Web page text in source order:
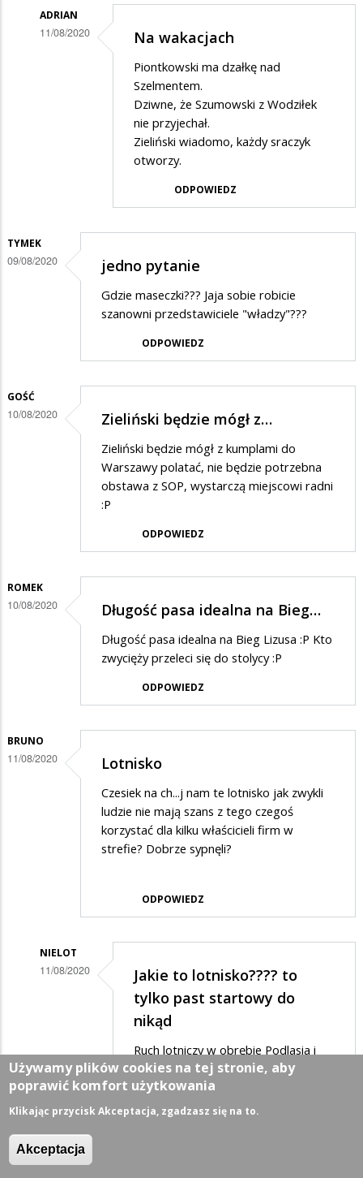
odpowiedzi
na
ADRIAN
11/08/2020
na
lotnisko
Na wakacjach
Piontkowski ma dzałkę nad
Szelmentem.
Dziwne, że Szumowski z Wodziłek
nie przyjechał.
Zieliński wiadomo, każdy sraczyk
otworzy.
ODPOWIEDZ
TYMEK
09/08/2020 jedno pytanie
Gdzie maseczki??? Jaja sobie robicie
szanowni przedstawiciele "władzy"???
ODPOWIEDZ
GOŚĆ
10/08/2020 Zieliński będzie mógł z…
Zieliński będzie mógł z kumplami do
Warszawy polatać, nie będzie potrzebna
obstawa z SOP, wystarczą miejscowi radni
:P
ODPOWIEDZ
ROMEK
10/08/2020 Długość pasa idealna na Bieg…
Długość pasa idealna na Bieg Lizusa :P Kto
zwycięży przeleci się do stolycy :P
ODPOWIEDZ
BRUNO
11/08/2020 Lotnisko
Czesiek na ch...j nam te lotnisko jak zwykli
ludzie nie mają szans z tego czegoś
korzystać dla kilku właścicieli firm w
strefie? Dobrze sypnęli?
ODPOWIEDZ
NIELOT
11/08/2020
w
odpowiedzi
na
Lotnisko
Jakie to lotnisko???? to
tylko past startowy do
nikąd
Ruch lotniczy w obrębie Podlasia i
Warmii-Mazur został już prawie
pozamiatany przez Lotnisko
Szymany oraz Lotnisko
Używamy plików cookies na tej stronie, aby
poprawić komfort użytkowania
Klikając przycisk Akceptacja, zgadzasz się na to.
Akceptacja